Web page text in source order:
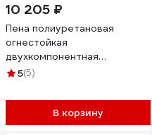
10 205 ₽
Пена полиуретановая
огнестойкая
двухкомпонентная
Промрукав ИНЗАПЕН-П 380
5(5)
В корзину